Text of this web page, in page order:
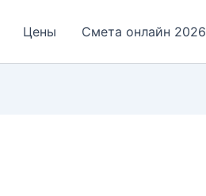
Цены Смета онлайн 2026